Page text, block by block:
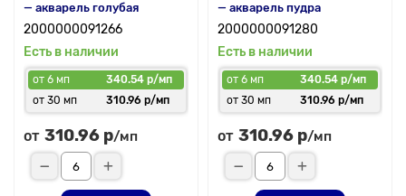
— акварель голубая
2000000091266
Есть в наличии
от 6 мп
340.54 р/мп
от 30 мп
310.96 р/мп
от 310.96 р/мп
— акварель пудра
2000000091280
Есть в наличии
от 6 мп
340.54 р/мп
от 30 мп
310.96 р/мп
от 310.96 р/мп